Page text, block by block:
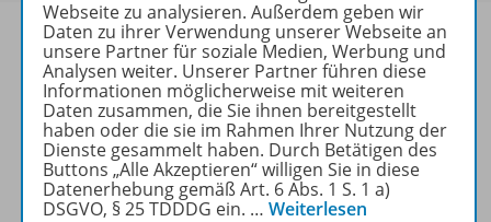
Informationen
Weitere Inhalte der Ausgabe
Webseite zu analysieren. Außerdem geben wir
Daten zu ihrer Verwendung unserer Webseite an
unsere Partner für soziale Medien, Werbung und
Analysen weiter. Unserer Partner führen diese
Informationen möglicherweise mit weiteren
Daten zusammen, die Sie ihnen bereitgestellt
haben oder die sie im Rahmen Ihrer Nutzung der
Dienste gesammelt haben. Durch Betätigen des
Buttons „Alle Akzeptieren“ willigen Sie in diese
Datenerhebung gemäß Art. 6 Abs. 1 S. 1 a)
DSGVO, § 25 TDDDG ein. … Weiterlesen